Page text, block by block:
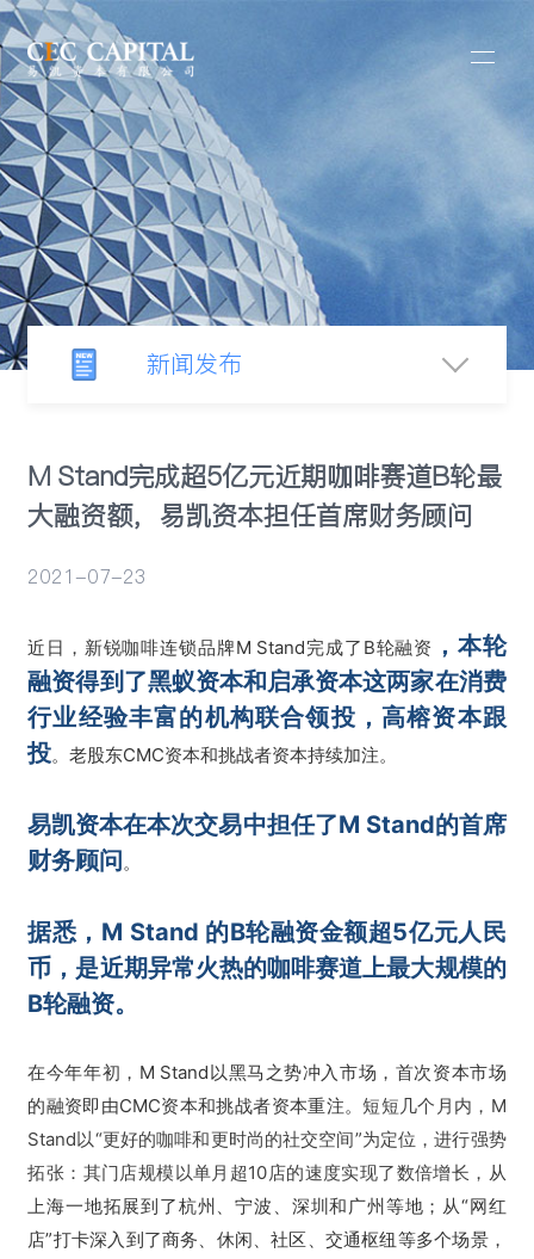
新闻发布
行业观察
M Stand完成超5亿元近期咖啡赛道B轮最
大融资额，易凯资本担任首席财务顾问
2021-07-23
近日，新锐咖啡连锁品牌M Stand完成了B轮融资 ，本轮
融资得到了黑蚁资本和启承资本这两家在消费
行业经验丰富的机构联合领投，高榕资本跟
投。老股东CMC资本和挑战者资本持续加注。
易凯资本在本次交易中担任了M Stand的首席
财务顾问。
据悉，M Stand 的B轮融资金额超5亿元人民
币，是近期异常火热的咖啡赛道上最大规模的
B轮融资。
在今年年初，M Stand以黑马之势冲入市场，首次资本市场
的融资即由CMC资本和挑战者资本重注。短短几个月内，M
Stand以“更好的咖啡和更时尚的社交空间”为定位，进行强势
拓张：其门店规模以单月超10店的速度实现了数倍增长， 从
上海一地拓展到了杭州、宁波、深圳和广州等地；从“网红
店”打卡深入到了商务、休闲、社区、交通枢纽等多个场景，